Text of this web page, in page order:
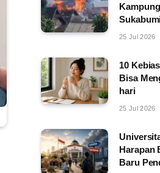
25 Jul 2026
10
Bisa
hari
25 Jul 2026
Harapan
Baru